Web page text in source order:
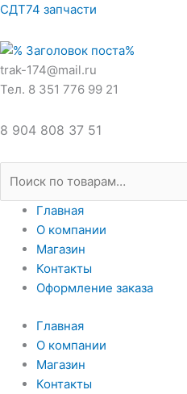
Перейти
содержимому
СДТ74 запчасти
trak-174@mail.ru
Тел. 8 351 776 99 21
8 904 808 37 51
Искать:
Главная
О компании
Магазин
Контакты
Оформление заказа
Главная
О компании
Магазин
Контакты